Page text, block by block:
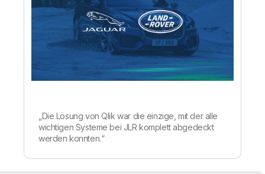
„Die Lösung von Qlik war die einzige, mit der alle
wichtigen Systeme bei JLR komplett abgedeckt
werden konnten.“